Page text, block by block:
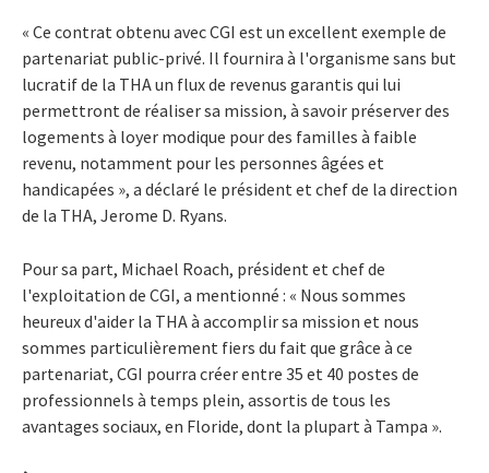
« Ce contrat obtenu avec CGI est un excellent exemple de
partenariat public-privé. Il fournira à l'organisme sans but
lucratif de la THA un flux de revenus garantis qui lui
permettront de réaliser sa mission, à savoir préserver des
logements à loyer modique pour des familles à faible
revenu, notamment pour les personnes âgées et
handicapées », a déclaré le président et chef de la direction
de la THA, Jerome D. Ryans.
Pour sa part, Michael Roach, président et chef de
l'exploitation de CGI, a mentionné : « Nous sommes
heureux d'aider la THA à accomplir sa mission et nous
sommes particulièrement fiers du fait que grâce à ce
partenariat, CGI pourra créer entre 35 et 40 postes de
professionnels à temps plein, assortis de tous les
avantages sociaux, en Floride, dont la plupart à Tampa ».